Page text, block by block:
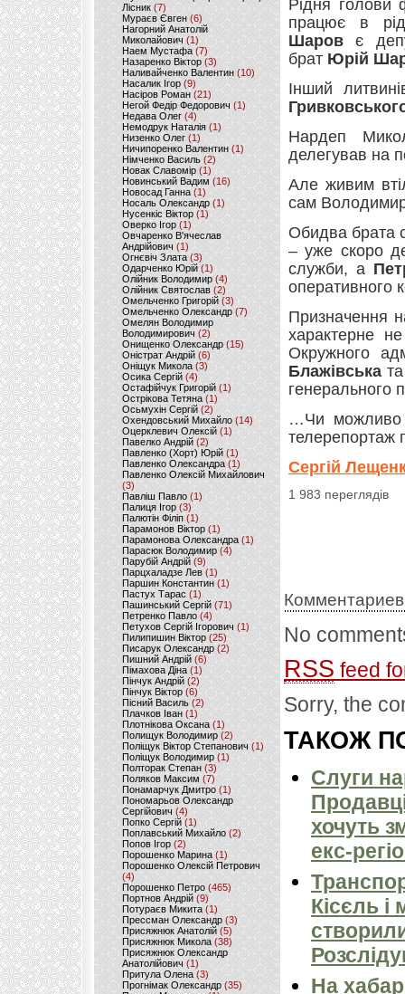
Лісник (7)
Мураєв Євген(6)
Нагорний Анатолій
Миколайович (1)
Наем Мустафа (7)
Назаренко Віктор (3)
Наливайченко Валентин (10)
Насалик Ігор(9)
Насіров Роман (21)
Негой Федір Федорович(1)
Недава Олег(4)
Немодрук Наталія(1)
Низенко Олег (1)
Ничипоренко Валентин (1)
Німченко Василь (2)
Новак Славомір (1)
Новинський Вадим (16)
Новосад Ганна (1)
Носаль Олександр (1)
Нусенкіс Віктор (1)
Оверко Ігор (1)
Овчаренко В'ячеслав
Андрійович(1)
Огнєвіч Злата (3)
Одарченко Юрій(1)
Олійник Володимир (4)
Олійник Святослав (2)
Омельченко Григорій (3)
Омельченко Олександр(7)
Омелян Володимир
Володимирович (2)
Онищенко Олександр (15)
Оністрат Андрій (6)
Оніщук Микола (3)
Осика Сергій(4)
Остафійчук Григорій(1)
Острікова Тетяна (1)
Осьмухін Сергій (2)
Охендовський Михайло (14)
Оцерклевич Олексій (1)
Павелко Андрій (2)
Павленко (Хорт) Юрій (1)
Павленко Олександра (1)
Павленко Олексій Михайлович
(3)
Павліш Павло(1)
Палиця Ігор (3)
Палютін Філіп(1)
Парамонов Віктор (1)
Парамонова Олександра(1)
Парасюк Володимир(4)
Парубій Андрій (9)
Парцхаладзе Лев (1)
Паршин Константин(1)
Пастух Тарас (1)
Пашинський Сергій (71)
Петренко Павло (4)
Петухов Сергій Ігорович (1)
Пилипишин Віктор(25)
Писарук Олександр(2)
Пишний Андрій (6)
Пімахова Діна(1)
Пінчук Андрій(2)
Пінчук Віктор (6)
Пісний Василь (2)
Плачков Іван(1)
Плотнікова Оксана (1)
Полищук Володимир(2)
Поліщук Віктор Степанович(1)
Поліщук Володимир (1)
Полторак Степан(3)
Поляков Максим (7)
Понамарчук Дмитро (1)
Пономарьов Олександр
Сергійович(4)
Попко Сергій (1)
Поплавський Михайло (2)
Попов Ігор(2)
Порошенко Марина (1)
Порошенко Олексій Петрович
(4)
Порошенко Петро (465)
Портнов Андрій (9)
Потураєв Микита(1)
Прессман Олександр(3)
Присяжнюк Анатолій (5)
Присяжнюк Микола (38)
Присяжнюк Олександр
Анатолійович (1)
Притула Олена (3)
Прогнімак Олександр(35)
Рідня голови
працює в
Шаров є
брат Юрій
Інший
Нардеп
делегував на
Але живим
сам
Обидва брата
– уже скоро
служби, а
оперативного
Призначення
характерне
Окружного
Блажівська
генерального
…Чи можливо
телерепортаж
Сергій
1 983 переглядів
No
RSS feed
Sorry, the
ТАКОЖ
Слуги
хочуть
екс-
Кісєль і
На